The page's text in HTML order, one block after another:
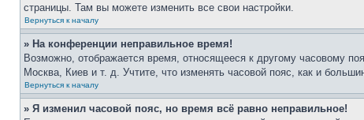
страницы. Там вы можете изменить все свои настройки.
Вернуться к началу
» На конференции неправильное время!
Возможно, отображается время, относящееся к другому часовому
Москва, Киев и т. д. Учтите, что изменять часовой пояс, как и
Вернуться к началу
» Я изменил часовой пояс, но время всё равно неправильное!